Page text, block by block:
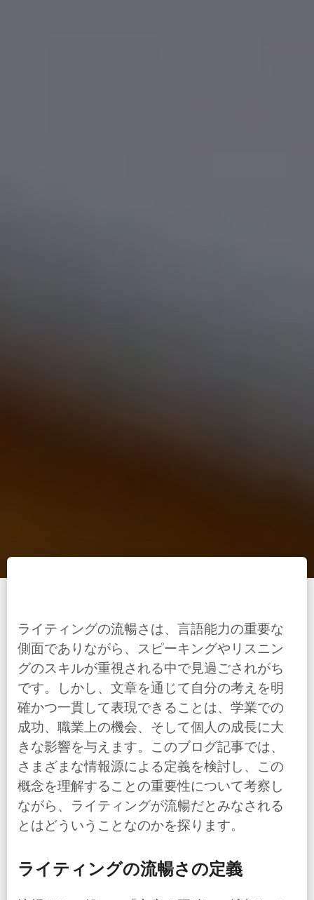
ライティングの流暢さは、言語能力の重要な
側面でありながら、スピーキングやリスニン
グのスキルが重視される中で見過ごされがち
です。しかし、文章を通じて自分の考えを明
確かつ一貫して表現できることは、学業での
成功、職業上の機会、そして個人の成長に大
きな影響を与えます。このブログ記事では、
さまざまな情報源による定義を検討し、この
概念を理解することの重要性について考察し
ながら、ライティングが流暢だとみなされる
とはどういうことなのかを探ります。
ライティングの流暢さの定義